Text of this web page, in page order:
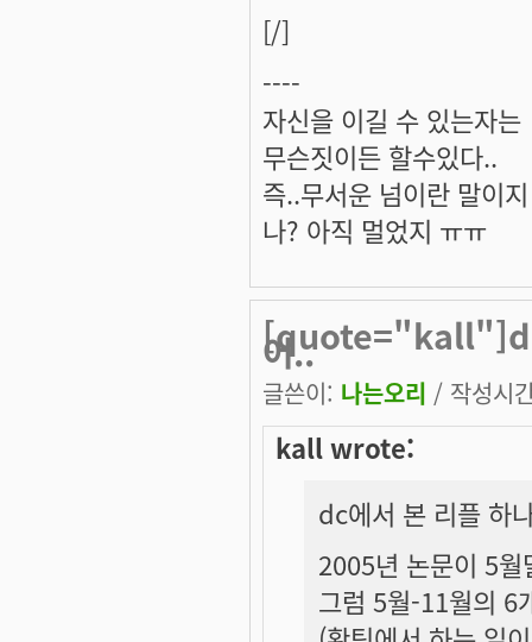
[/]
----
자신을 이길 수 있는자는
무슨짓이든 할수있다..
즉..무서운 넘이란 말이
나? 아직 멀었지 ㅠㅠ
[quote="kall"]dc
어..
글쓴이: 나는오리 / 작성시
kall wrote:
dc에서 본 리플 하
2005년 논문이 5
그럼 5월-11월의 6